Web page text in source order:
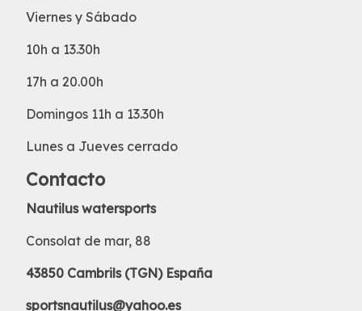
Viernes y Sábado
10h a 13.30h
17h a 20.00h
Domingos 11h a 13.30h
Lunes a Jueves cerrado
Contacto
Nautilus watersports
Consolat de mar, 88
43850 Cambrils (TGN) España
sportsnautilus@yahoo.es